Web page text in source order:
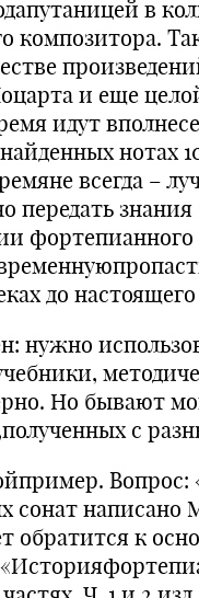
в
композитора.
и еще
идут
нотах
всегда –
передать
фортепианного
до
нужно
Но бывают
с
Вопрос:
сонат написано
обратится к